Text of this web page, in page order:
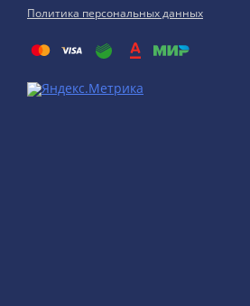
Политика персональных данных